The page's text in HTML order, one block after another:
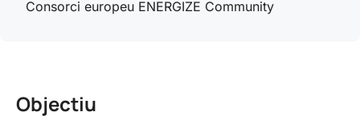
Consorci europeu ENERGIZE Community
Objectiu